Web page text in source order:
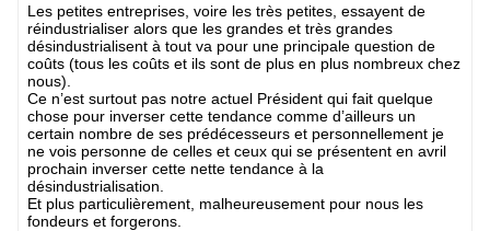
Les petites entreprises, voire les très petites, essayent de
réindustrialiser alors que les grandes et très grandes
désindustrialisent à tout va pour une principale question de
coûts (tous les coûts et ils sont de plus en plus nombreux chez
nous).
Ce n’est surtout pas notre actuel Président qui fait quelque
chose pour inverser cette tendance comme d’ailleurs un
certain nombre de ses prédécesseurs et personnellement je
ne vois personne de celles et ceux qui se présentent en avril
prochain inverser cette nette tendance à la
désindustrialisation.
Et plus particulièrement, malheureusement pour nous les
fondeurs et forgerons.